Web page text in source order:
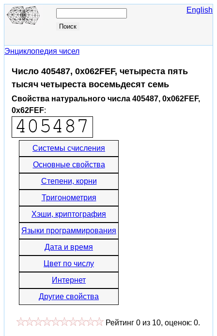
English
Энциклопедия чисел
Число 405487, 0x062FEF, четыреста пять
тысяч четыреста восемьдесят семь
Свойства натурального числа 405487, 0x062FEF,
0x62FEF:
Системы счисления
Основные свойства
Степени, корни
Тригонометрия
Хэши, криптография
Языки программирования
Дата и время
Цвет по числу
Интернет
Другие свойства
Рейтинг 0 из 10, оценок: 0.